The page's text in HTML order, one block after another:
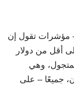
مؤشرات تقول إن
أقل من دولار
وهي
جميعًا – على